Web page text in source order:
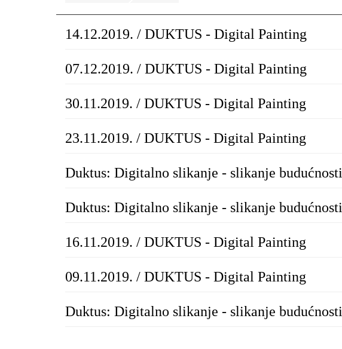
14.12.2019. / DUKTUS - Digital Painting
07.12.2019. / DUKTUS - Digital Painting
30.11.2019. / DUKTUS - Digital Painting
23.11.2019. / DUKTUS - Digital Painting
Duktus: Digitalno slikanje - slikanje budućnosti
Duktus: Digitalno slikanje - slikanje budućnosti
16.11.2019. / DUKTUS - Digital Painting
09.11.2019. / DUKTUS - Digital Painting
Duktus: Digitalno slikanje - slikanje budućnosti